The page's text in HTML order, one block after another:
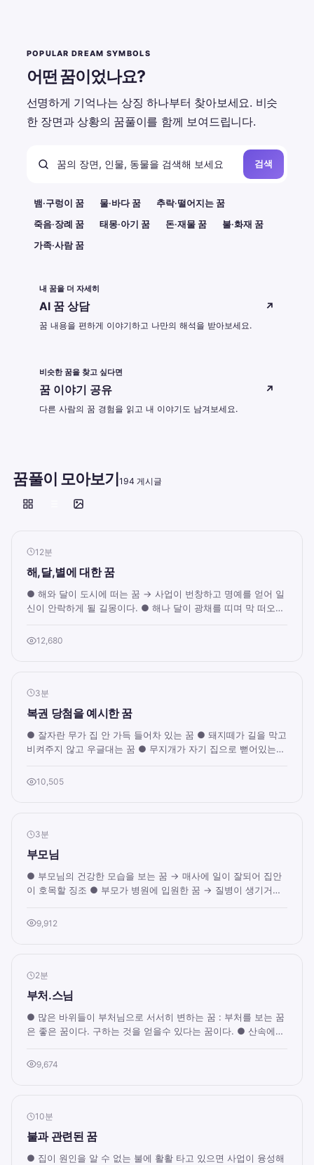
POPULAR DREAM SYMBOLS
어떤 꿈이었나요?
선명하게 기억나는 상징 하나부터 찾아보세요. 비슷
한 장면과 상황의 꿈풀이를 함께 보여드립니다.
검색
뱀·구렁이 꿈 물·바다 꿈
추락·떨어지는 꿈
죽음·장례 꿈
태몽·아기 꿈 돈·재물 꿈
불·화재 꿈
가족·사람 꿈
내 꿈을 더 자세히
AI 꿈 상담 ↗
꿈 내용을 편하게 이야기하고 나만의 해석을 받아보세요.
비슷한 꿈을 찾고 싶다면
꿈 이야기 공유 ↗
다른 사람의 꿈 경험을 읽고 내 이야기도 남겨보세요.
꿈풀이 모아보기194 게시글
12분
해,달,별에 대한 꿈
● 해와 달이 도시에 떠는 꿈 → 사업이 번창하고 명예를 얻어 일
신이 안락하게 될 길몽이다. ● 해나 달이 광채를 띠며 막 떠오려
12,680
3분
복권 당첨을 예시한 꿈
● 잘자란 무가 집 안 가득 들어차 있는 꿈 ● 돼지떼가 길을 막고
비켜주지 않고 우글대는 꿈 ● 무지개가 자기 집으로 뻗어있는
10,505
3분
부모님
● 부모님의 건강한 모습을 보는 꿈 → 매사에 일이 잘되어 집안
이 호목할 징조 ● 부모가 병원에 입원한 꿈 → 질병이 생기거나
9,912
2분
부처.스님
● 많은 바위들이 부처님으로 서서히 변하는 꿈 : 부처를 보는 꿈
은 좋은 꿈이다. 구하는 것을 얻을수 있다는 꿈이다. ● 산속에서
9,674
10분
불과 관련된 꿈
● 집이 원인을 알 수 없는 불에 활활 타고 있으면 사업이 융성해